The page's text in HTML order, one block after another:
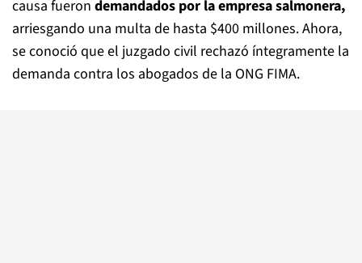
causa fueron demandados por la empresa salmonera,
arriesgando una multa de hasta $400 millones. Ahora,
se conoció que el juzgado civil rechazó íntegramente la
demanda contra los abogados de la ONG FIMA.